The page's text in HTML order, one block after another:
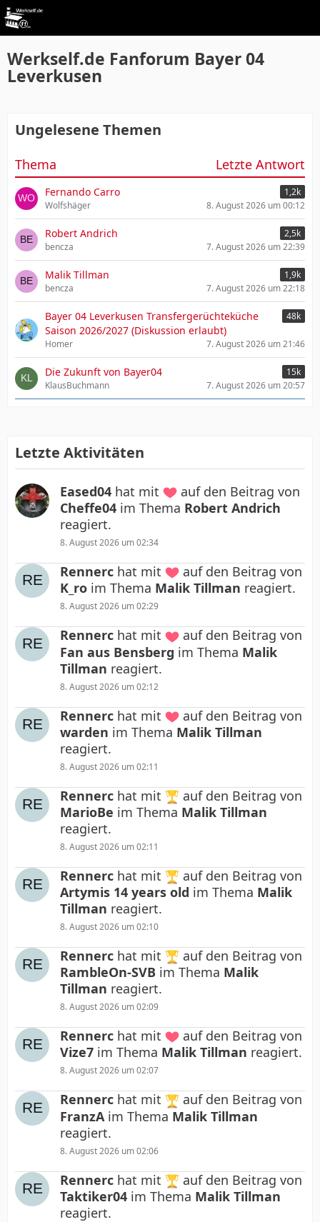
Werkself.de Fanforum Bayer 04
Leverkusen
Ungelesene Themen
Thema Letzte Antwort
Fernando Carro
1,2k
Wolfshäger
8. August 2026 um 00:12
Robert Andrich
2,5k
bencza
7. August 2026 um 22:39
Malik Tillman
1,9k
bencza
7. August 2026 um 22:18
Bayer 04 Leverkusen Transfergerüchteküche
Saison 2026/2027 (Diskussion erlaubt)
48k
Homer 7. August 2026 um 21:46
Die Zukunft von Bayer04
15k
KlausBuchmann
7. August 2026 um 20:57
Letzte Aktivitäten
Eased04 hat mit
auf den Beitrag von
Cheffe04 im Thema Robert Andrich
reagiert.
8. August 2026 um 02:34
Rennerc hat mit
auf den Beitrag von
K_ro im Thema Malik Tillman reagiert.
8. August 2026 um 02:29
Rennerc hat mit
auf den Beitrag von
Fan aus Bensberg im Thema Malik
Tillman reagiert.
8. August 2026 um 02:12
Rennerc hat mit
auf den Beitrag von
warden im Thema Malik Tillman
reagiert.
8. August 2026 um 02:11
Rennerc hat mit
auf den Beitrag von
MarioBe im Thema Malik Tillman
reagiert.
8. August 2026 um 02:11
Rennerc hat mit
auf den Beitrag von
Artymis 14 years old im Thema Malik
Tillman reagiert.
8. August 2026 um 02:10
Rennerc hat mit
auf den Beitrag von
RambleOn-SVB im Thema Malik
Tillman reagiert.
8. August 2026 um 02:09
Rennerc hat mit
auf den Beitrag von
Vize7 im Thema Malik Tillman reagiert.
8. August 2026 um 02:07
Rennerc hat mit
auf den Beitrag von
FranzA im Thema Malik Tillman
reagiert.
8. August 2026 um 02:06
Rennerc hat mit
auf den Beitrag von
Taktiker04 im Thema Malik Tillman
reagiert.